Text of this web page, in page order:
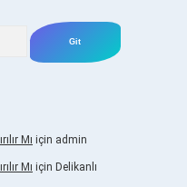
Mı için admin
Mı için Delikanlı